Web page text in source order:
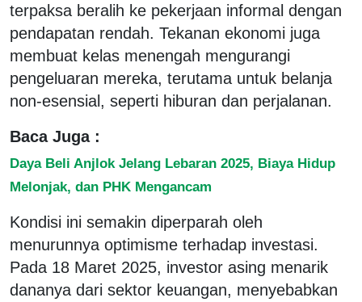
terpaksa beralih ke pekerjaan informal dengan
pendapatan rendah. Tekanan ekonomi juga
membuat kelas menengah mengurangi
pengeluaran mereka, terutama untuk belanja
non-esensial, seperti hiburan dan perjalanan.
Baca Juga :
Daya Beli Anjlok Jelang Lebaran 2025, Biaya Hidup
Melonjak, dan PHK Mengancam
Kondisi ini semakin diperparah oleh
menurunnya optimisme terhadap investasi.
Pada 18 Maret 2025, investor asing menarik
dananya dari sektor keuangan, menyebabkan